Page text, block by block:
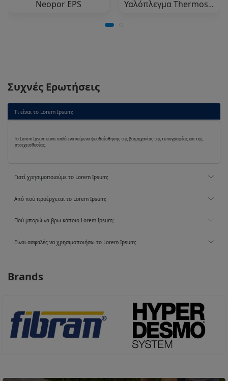
Neopor EPS Υαλόπλεγμα Thermosystem
Συχνές Ερωτήσεις
Τι είναι το Lorem Ipsum;
Το Lorem Ipsum είναι απλά ένα κείμενο ψευδαίσθησης της βιομηχανίας της τυπογραφίας και της
στοιχειοθεσίας.
Γιατί χρησιμοποιούμε το Lorem Ipsum;
Από πού προέρχεται το Lorem Ipsum;
Πού μπορώ να βρω κάποιο Lorem Ipsum;
Είναι ασφαλές να χρησιμοποιήσω το Lorem Ipsum;
Brands